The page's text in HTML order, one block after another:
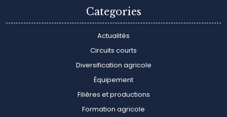
Categories
Actualités
Circuits courts
Diversification agricole
Équipement
Filières et productions
Formation agricole